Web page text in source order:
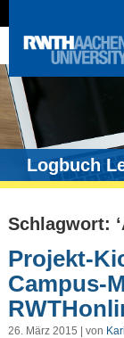
Logbuch
Schlagwort:
Projekt-
Campus-
26. März 2015 | von